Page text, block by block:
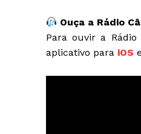
Ouça a Rádio
Para ouvir a
aplicativo para iOS e